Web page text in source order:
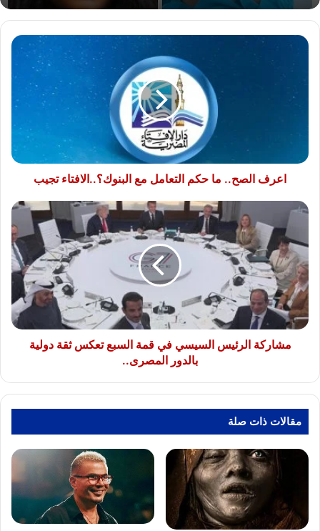
اعرف
التعامل
اعرف الصح.. ما حكم التعامل مع البنوك؟..الافتاء تجيب
مشاركة
الرئيس
السيسي
في
قمة
السبع
تعكس
ثقة
دولية
بالدورمشاركة الرئيس السيسي في قمة السبع تعكس ثقة دولية
بالدور المصرى..
مقالات ذات صلة